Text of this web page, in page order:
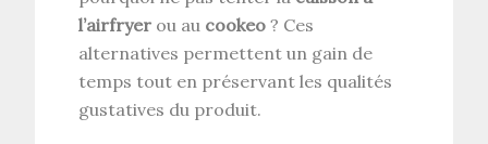
l’airfryer ou au cookeo ? Ces
alternatives permettent un gain de
temps tout en préservant les qualités
gustatives du produit.